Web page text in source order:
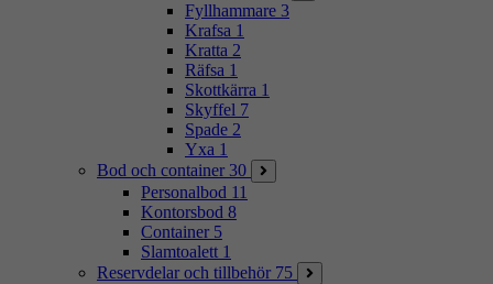
Fyllhammare 3
Krafsa 1
Kratta 2
Räfsa 1
Skottkärra 1
Skyffel 7
Spade 2
Yxa 1
Bod och container 30
Personalbod 11
Kontorsbod 8
Container 5
Slamtoalett 1
Reservdelar och tillbehör 75